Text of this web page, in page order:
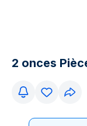
2 onces